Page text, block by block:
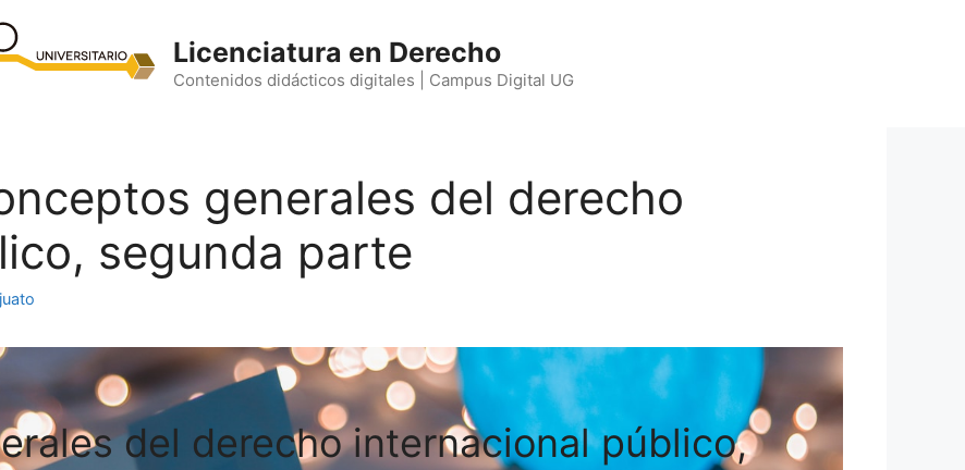
Licenciatura en Derecho
Contenidos didácticos digitales | Campus Digital UG
generales del derecho
segunda parte
del derecho internacional público,